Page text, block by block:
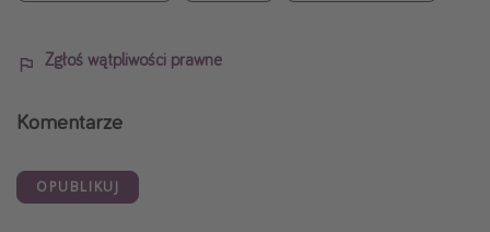
Zgłoś wątpliwości prawne
Komentarze
OPUBLIKUJ